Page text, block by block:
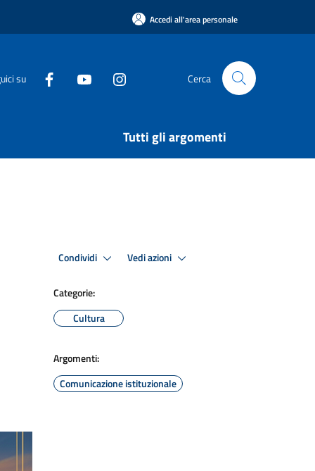
Accedi all'area personale
su Cerca
Tutti gli argomenti
Condividi Vedi azioni
Categorie:
Cultura
Argomenti:
Comunicazione istituzionale